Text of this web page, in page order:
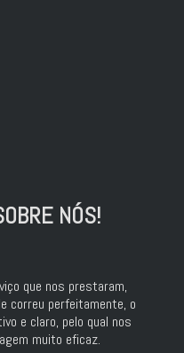
NÓS!
que nos prestaram,
correu perfeitamente, o
e claro, pelo qual nos
muito eficaz.